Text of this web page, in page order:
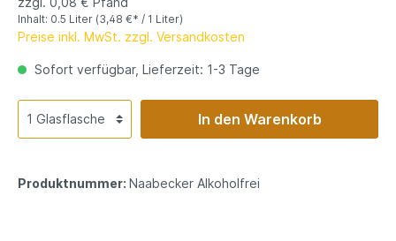
Inhalt: 0.5 Liter (3,48 €* / 1 Liter)
Preise inkl. MwSt. zzgl. Versandkosten
Sofort verfügbar, Lieferzeit: 1-3 Tage
In den Warenkorb
Produktnummer: Naabecker Alkoholfrei